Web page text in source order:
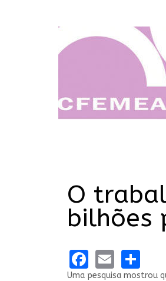
O
bilhões
Facebook
Email
Uma pesquisa mostrou